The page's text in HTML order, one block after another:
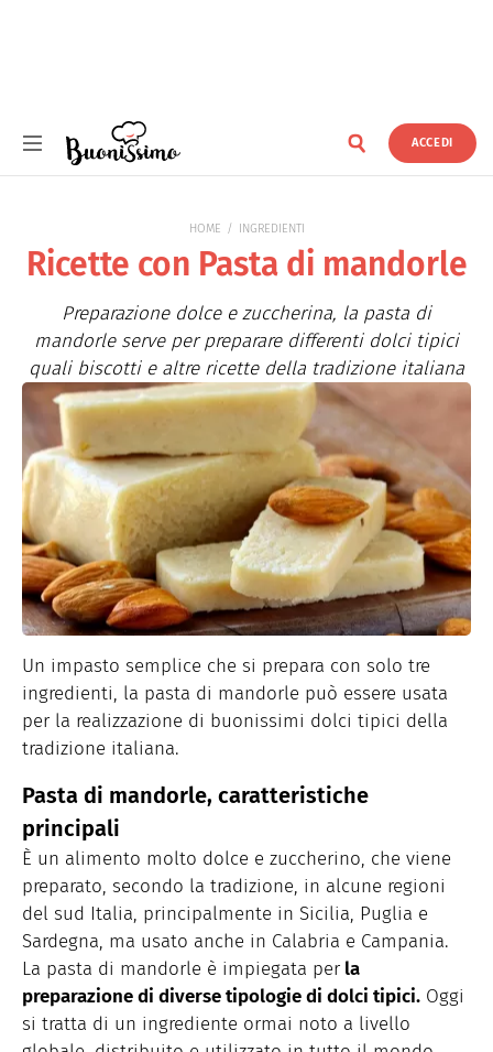
ACCEDI
HOME INGREDIENTI
Ricette con Pasta di mandorle
Preparazione dolce e zuccherina, la pasta di
mandorle serve per preparare differenti dolci tipici
quali biscotti e altre ricette della tradizione italiana
Un impasto semplice che si prepara con solo tre
ingredienti, la pasta di mandorle può essere usata
per la realizzazione di buonissimi dolci tipici della
tradizione italiana.
Pasta di mandorle, caratteristiche
principali
È un alimento molto dolce e zuccherino, che viene
preparato, secondo la tradizione, in alcune regioni
del sud Italia, principalmente in Sicilia, Puglia e
Sardegna, ma usato anche in Calabria e Campania.
La pasta di mandorle è impiegata per la
preparazione di diverse tipologie di dolci tipici. Oggi
si tratta di un ingrediente ormai noto a livello